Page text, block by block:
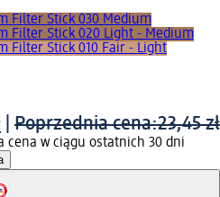
Filter Stick 030 Medium
Filter Stick 020 Light - Medium
Filter Stick 010 Fair - Light
Poprzednia cena:23,45 zł
cena w ciągu ostatnich 30 dni